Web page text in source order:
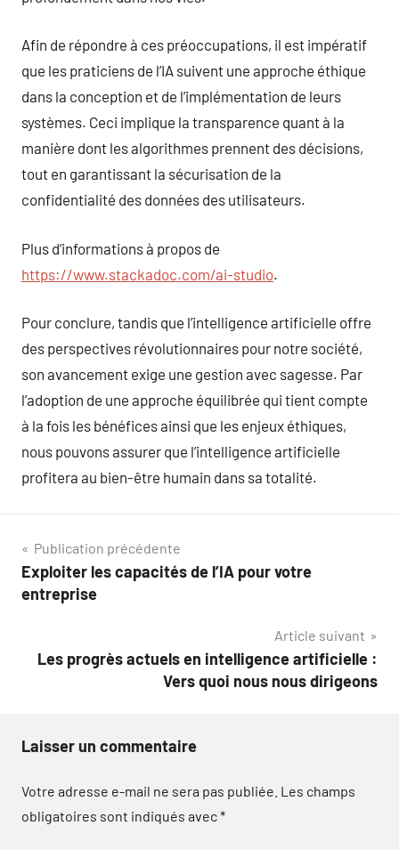
Afin de répondre à ces préoccupations, il est impératif
que les praticiens de l’IA suivent une approche éthique
dans la conception et de l’implémentation de leurs
systèmes. Ceci implique la transparence quant à la
manière dont les algorithmes prennent des décisions,
tout en garantissant la sécurisation de la
confidentialité des données des utilisateurs.
Plus d’informations à propos de
https://www.stackadoc.com/ai-studio.
Pour conclure, tandis que l’intelligence artificielle offre
des perspectives révolutionnaires pour notre société,
son avancement exige une gestion avec sagesse. Par
l’adoption de une approche équilibrée qui tient compte
à la fois les bénéfices ainsi que les enjeux éthiques,
nous pouvons assurer que l’intelligence artificielle
profitera au bien-être humain dans sa totalité.
Navigation
de
Publication précédente
Exploiter les capacités de l’IA pour votre
entreprise
Article suivant
Les progrès actuels en intelligence artificielle :
Vers quoi nous nous dirigeons
Laisser un commentaire
Votre adresse e-mail ne sera pas publiée. Les champs
obligatoires sont indiqués avec*